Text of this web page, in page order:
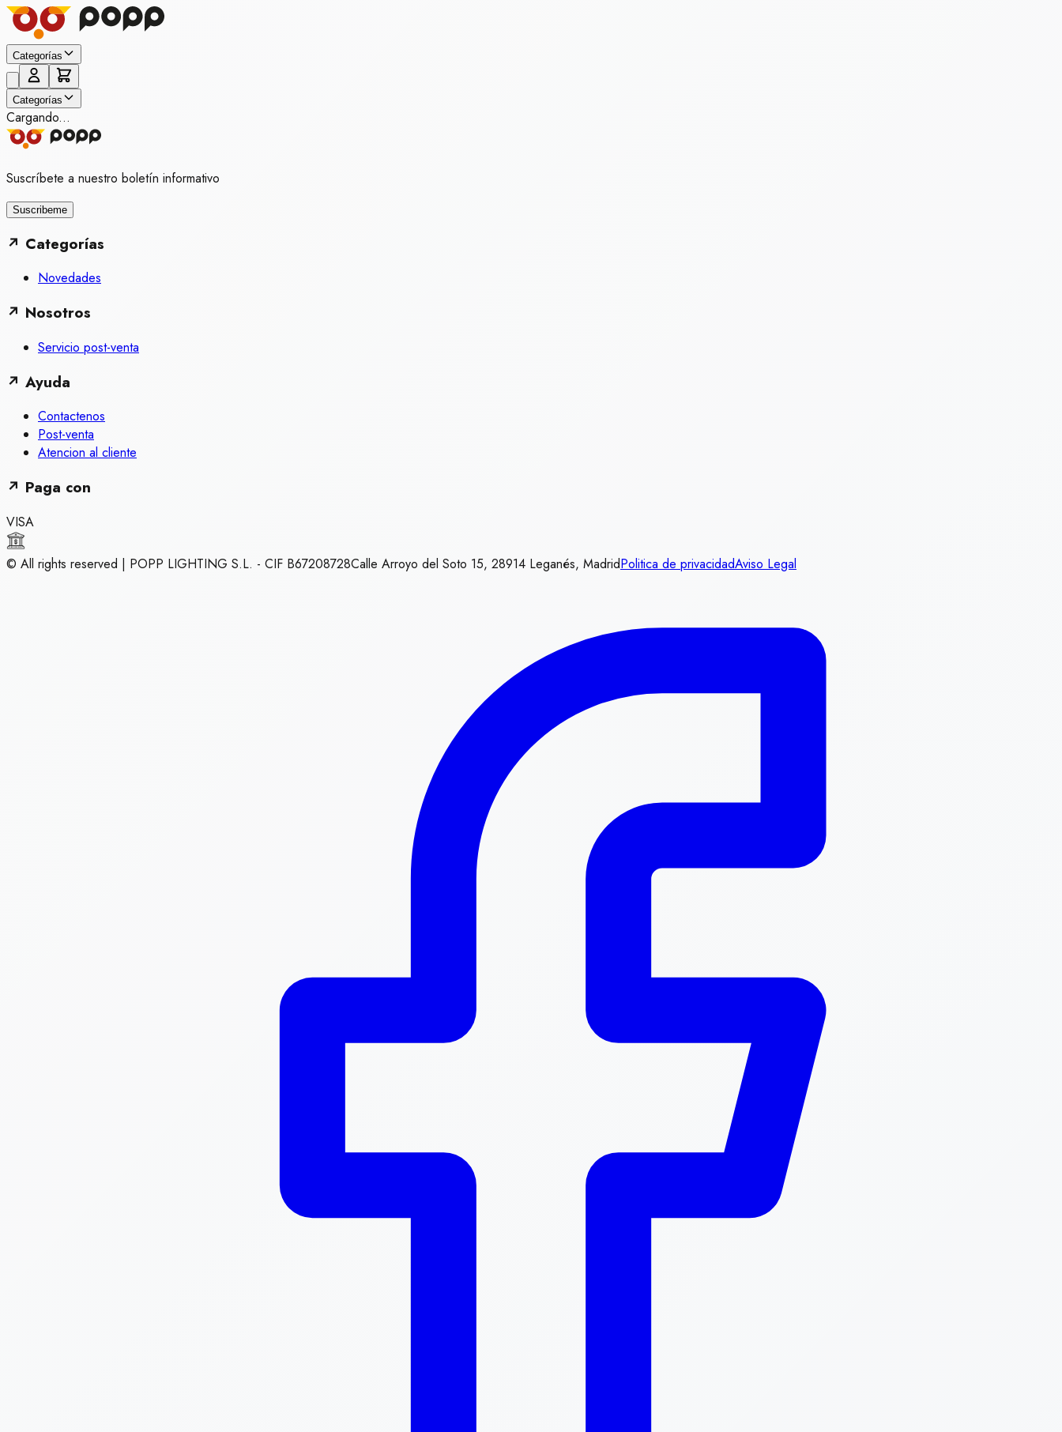
Categorías
Categorías
Cargando...
Suscríbete a nuestro boletín informativo
Suscribeme
↗ Categorías
Novedades
↗ Nosotros
Servicio post-venta
↗ Ayuda
Contactenos
Post-venta
Atencion al cliente
↗ Paga con
VISA
© All rights reserved | POPP LIGHTING S.L. - CIF B67208728Calle Arroyo del Soto 15, 28914 Leganés, MadridPolitica de privacidadAviso Legal